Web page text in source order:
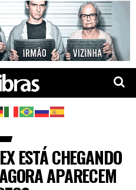
ESTÁ CHEGANDO
APARECEM